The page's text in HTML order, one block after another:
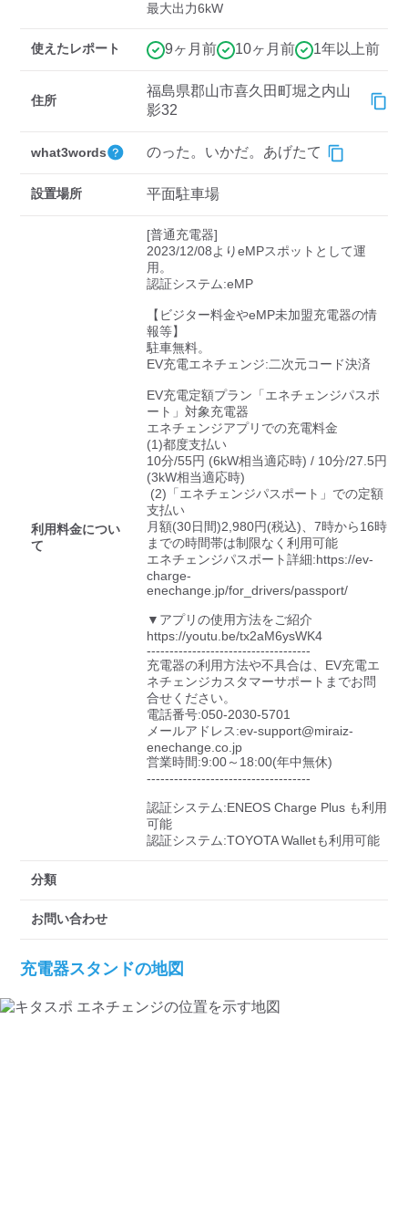
車種
検索する
最大出力6kW
使えたレポート 9ヶ月前 10ヶ月前 1年以上前
住所
福島県郡山市喜久田町堀之内山
影32
what3words のった。いかだ。あげたて
設置場所 平面駐車場
利用料金につい
て
[普通充電器]
2023/12/08よりeMPスポットとして運
用。
認証システム:eMP
【ビジター料金やeMP未加盟充電器の情
報等】
駐車無料。
EV充電エネチェンジ:二次元コード決済
EV充電定額プラン「エネチェンジパスポ
ート」対象充電器
エネチェンジアプリでの充電料金
(1)都度支払い
10分/55円 (6kW相当適応時) / 10分/27.5円
(3kW相当適応時)
支払い
月額(30日間)2,980円(税込)、7時から16時
までの時間帯は制限なく利用可能
エネチェンジパスポート詳細:https://ev-
charge-
enechange.jp/for_drivers/passport/
▼アプリの使用方法をご紹介
https://youtu.be/tx2aM6ysWK4
------------------------------------
充電器の利用方法や不具合は、EV充電エ
ネチェンジカスタマーサポートまでお問
合せください。
電話番号:050-2030-5701
メールアドレス:ev-support@miraiz-
enechange.co.jp
営業時間:9:00～18:00(年中無休)
------------------------------------
認証システム:ENEOS Charge Plus も利用
可能
認証システム:TOYOTA Walletも利用可能
分類
お問い合わせ
充電器スタンドの地図